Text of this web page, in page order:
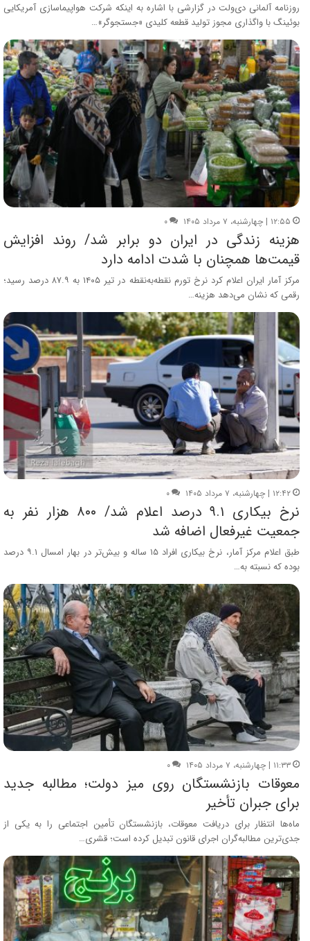
روزنامه آلمانی دی‌ولت در گزارشی با اشاره به اینکه شرکت هواپیماسازی آمریکایی
بوئینگ با واگذاری مجوز تولید قطعه کلیدی «جستجوگر»…
۱۲:۵۵ | چهارشنبه، ۷ مرداد ۱۴۰۵ ۰
هزینه زندگی در ایران دو برابر شد/ روند افزایش
قیمت‌ها همچنان با شدت ادامه دارد
مرکز آمار ایران اعلام کرد نرخ تورم نقطه‌به‌نقطه در تیر ۱۴۰۵ به ۸۷.۹ درصد رسید؛
رقمی که نشان می‌دهد هزینه…
۱۲:۴۲ | چهارشنبه، ۷ مرداد ۱۴۰۵ ۰
نرخ بیکاری ۹.۱ درصد اعلام شد/ ۸۰۰ هزار نفر به
جمعیت غیرفعال اضافه شد
طبق اعلام مرکز آمار، نرخ بیکاری افراد ۱۵ ساله و بیش‌تر در بهار امسال ۹.۱ درصد
بوده که نسبته به…
۱۱:۳۳ | چهارشنبه، ۷ مرداد ۱۴۰۵ ۰
معوقات بازنشستگان روی میز دولت؛ مطالبه جدید
برای جبران تأخیر
ماه‌ها انتظار برای دریافت معوقات، بازنشستگان تأمین اجتماعی را به یکی از
جدی‌ترین مطالبه‌گران اجرای قانون تبدیل کرده است؛ قشری…